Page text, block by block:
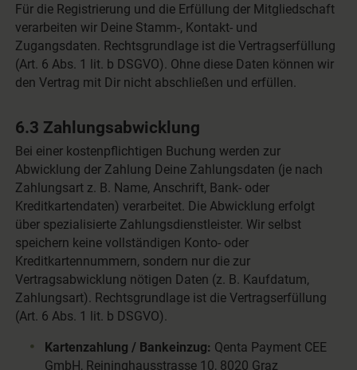
Für die Registrierung und die Erfüllung der Mitgliedschaft
verarbeiten wir Deine Stamm-, Kontakt- und
Zugangsdaten. Rechtsgrundlage ist die Vertragserfüllung
(Art. 6 Abs. 1 lit. b DSGVO). Ohne diese Daten können wir
den Vertrag mit Dir nicht abschließen und erfüllen.
6.3 Zahlungsabwicklung
Bei einer kostenpflichtigen Buchung werden zur
Abwicklung der Zahlung Deine Zahlungsdaten (je nach
Zahlungsart z. B. Name, Anschrift, Bank- oder
Kreditkartendaten) verarbeitet. Die Abwicklung erfolgt
über spezialisierte Zahlungsdienstleister. Wir selbst
speichern keine vollständigen Konto- oder
Kreditkartennummern, sondern nur die zur
Vertragsabwicklung nötigen Daten (z. B. Kaufdatum,
Zahlungsart). Rechtsgrundlage ist die Vertragserfüllung
(Art. 6 Abs. 1 lit. b DSGVO).
Kartenzahlung / Bankeinzug: Qenta Payment CEE
GmbH, Reininghausstrasse 10, 8020 Graz